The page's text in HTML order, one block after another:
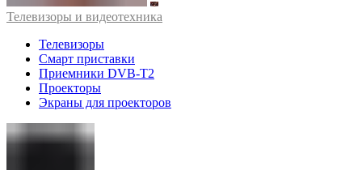
Телевизоры и видеотехника
Телевизоры
Смарт приставки
Приемники DVB-T2
Проекторы
Экраны для проекторов